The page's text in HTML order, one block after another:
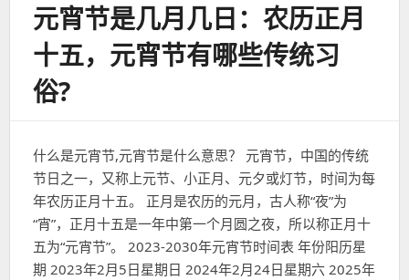
元宵节是几月几日：农历正月
十五，元宵节有哪些传统习
俗?
什么是元宵节,元宵节是什么意思？ 元宵节，中国的传统
节日之一，又称上元节、小正月、元夕或灯节，时间为每
年农历正月十五。 正月是农历的元月，古人称“夜”为
“宵”，正月十五是一年中第一个月圆之夜，所以称正月十
五为“元宵节”。 2023-2030年元宵节时间表 年份阳历星
期 2023年2月5日星期日 2024年2月24日星期六 2025年